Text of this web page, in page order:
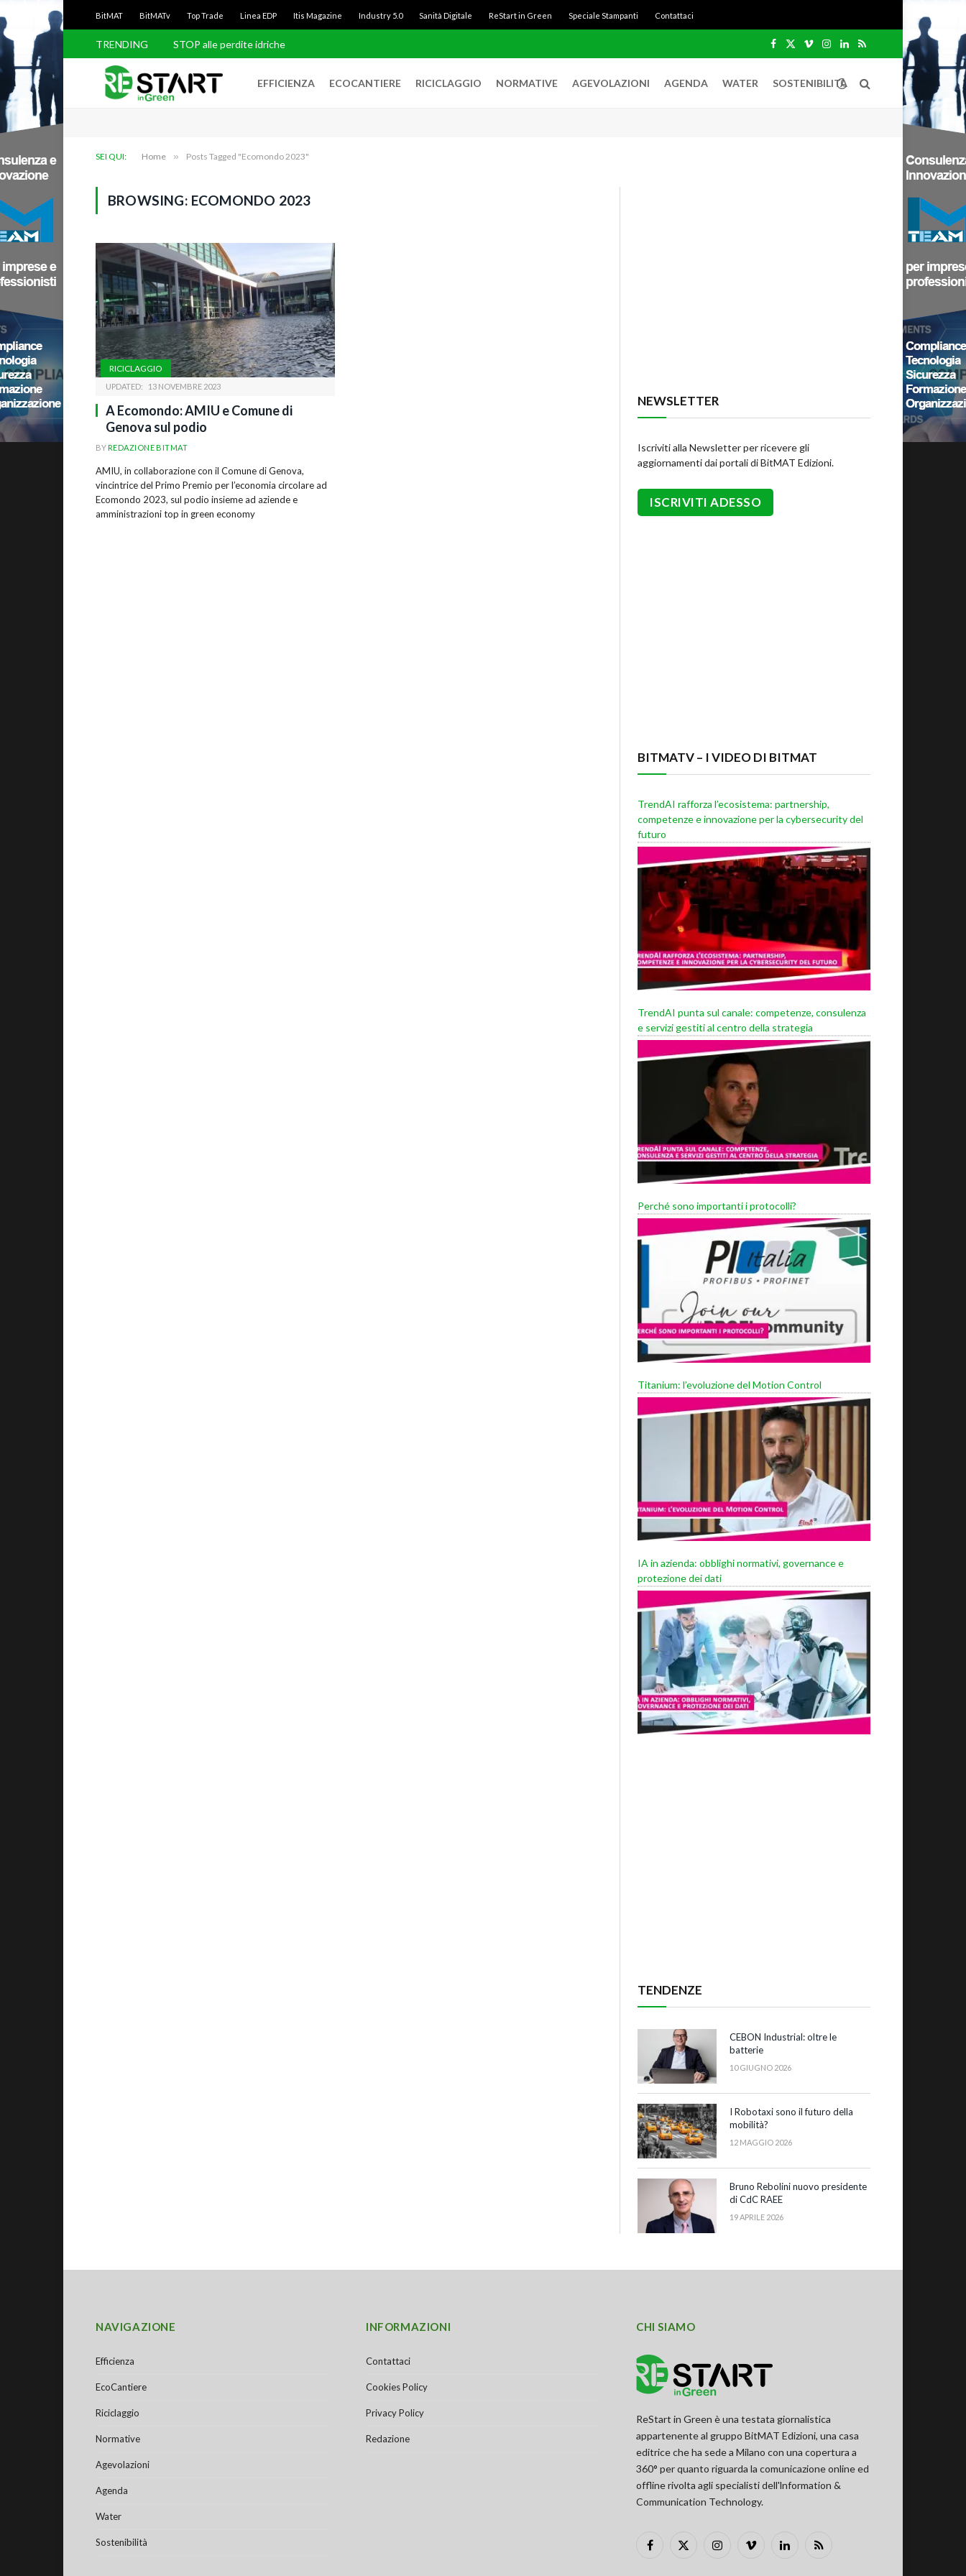
BitMAT BitMATv Top Trade Linea EDP Itis Magazine Industry 5.0 Sanità Digitale ReStart in Green Speciale Stampanti Contattaci
TRENDING STOP alle perdite idriche
Facebook
X
VimeoInstagram
LinkedIn
RSS
EFFICIENZA ECOCANTIERE RICICLAGGIO NORMATIVE AGEVOLAZIONI AGENDA WATER SOSTENIBILITÀ
SEI QUI: Home » Posts Tagged "Ecomondo 2023"
BROWSING: ECOMONDO 2023
RICICLAGGIO
UPDATED: 13 NOVEMBRE 2023
A Ecomondo: AMIU e Comune di
Genova sul podio
BYREDAZIONE BITMAT
AMIU, in collaborazione con il Comune di Genova,
vincintrice del Primo Premio per l’economia circolare ad
Ecomondo 2023, sul podio insieme ad aziende e
amministrazioni top in green economy
NEWSLETTER
Iscriviti alla Newsletter per ricevere gli
aggiornamenti dai portali di BitMAT Edizioni.
BITMATV – I VIDEO DI BITMAT
TrendAI rafforza l’ecosistema: partnership,
competenze e innovazione per la cybersecurity del
futuro
TrendAI punta sul canale: competenze, consulenza
e servizi gestiti al centro della strategia
Perché sono importanti i protocolli?
Titanium: l’evoluzione del Motion Control
IA in azienda: obblighi normativi, governance e
protezione dei dati
TENDENZE
CEBON Industrial: oltre le
batterie
10 GIUGNO 2026
I Robotaxi sono il futuro della
mobilità?
12 MAGGIO 2026
Bruno Rebolini nuovo presidente
di CdC RAEE
19 APRILE 2026
NAVIGAZIONE
Efficienza
EcoCantiere
Riciclaggio
Normative
Agevolazioni
Agenda
Water
Sostenibilità
INFORMAZIONI
Contattaci
Cookies Policy
Privacy Policy
Redazione
CHI SIAMO
ReStart in Green è una testata giornalistica
appartenente al gruppo BitMAT Edizioni, una casa
editrice che ha sede a Milano con una copertura a
360° per quanto riguarda la comunicazione online ed
offline rivolta agli specialisti dell'lnformation &
Communication Technology.
Facebook
X
InstagramVimeo LinkedInRSS